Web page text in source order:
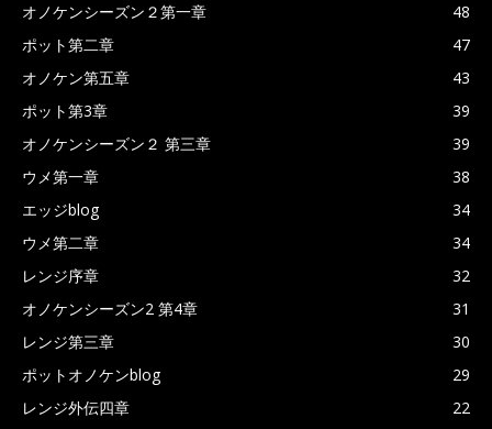
オノケンシーズン２第一章
48
ポット第二章
47
オノケン第五章
43
ポット第3章
39
オノケンシーズン２ 第三章
39
ウメ第一章
38
エッジblog
34
ウメ第二章
34
レンジ序章
32
オノケンシーズン2 第4章
31
レンジ第三章
30
ポットオノケンblog
29
レンジ外伝四章
22